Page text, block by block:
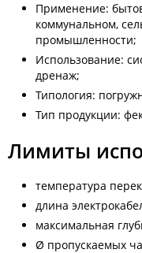
Применение:
коммунальном,
промышленности;
Использование:
дренаж;
Типология:
Тип продукции:
Лимиты
температура
длина
максимальная
Ø пропускаемых